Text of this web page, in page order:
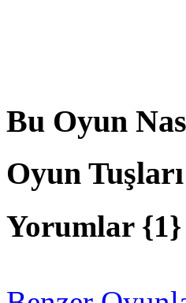
Bu Oyun
Oyun Tuşları
Yorumlar {1}